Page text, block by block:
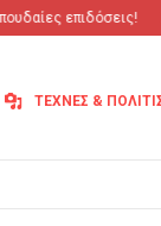
επιδόσεις!
ΤΕΧΝΕΣ &